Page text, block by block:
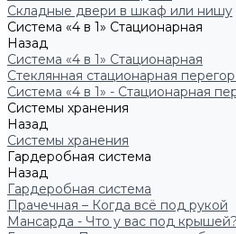
Складные двери в шкаф или нишу
Система «4 в 1» Стационарная
Назад
Система «4 в 1» Стационарная
Стеклянная стационарная
Система «4 в 1» - Стационарная
Системы хранения
Назад
Системы хранения
Гардеробная система
Назад
Гардеробная система
Прачечная – Когда всё под рукой
Мансарда - Что у вас под крышей?